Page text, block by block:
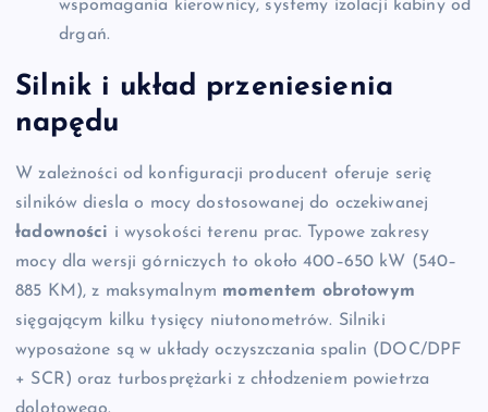
wspomagania kierownicy, systemy izolacji kabiny od
drgań.
Silnik i układ przeniesienia
napędu
W zależności od konfiguracji producent oferuje serię
silników diesla o mocy dostosowanej do oczekiwanej
ładowności i wysokości terenu prac. Typowe zakresy
mocy dla wersji górniczych to około 400–650 kW (540–
885 KM), z maksymalnym momentem obrotowym
sięgającym kilku tysięcy niutonometrów. Silniki
wyposażone są w układy oczyszczania spalin (DOC/DPF
+ SCR) oraz turbosprężarki z chłodzeniem powietrza